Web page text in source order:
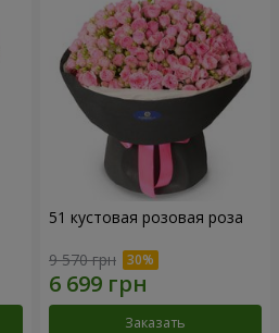
51 кустовая розовая роза
9 570 грн
Заказать